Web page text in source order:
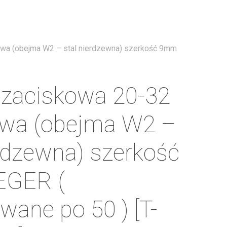
(obejma W2 – stal nierdzewna) szerkość 9mm
20-32
(obejma W2 –
szerkość
(
po 50 ) [T-